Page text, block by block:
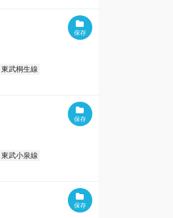
東武桐生線
東武小泉線